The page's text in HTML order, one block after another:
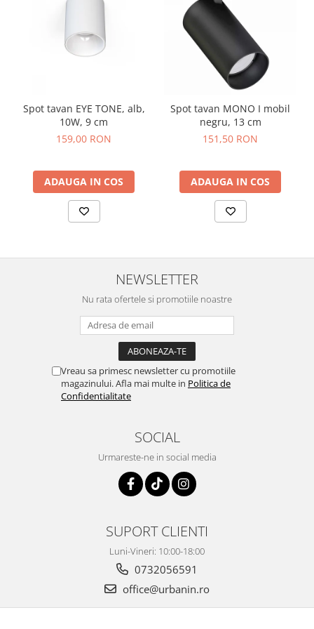
Spot tavan EYE TONE, alb,
10W, 9 cm
159,00 RON
ADAUGA IN COS
Spot tavan MONO I mobil
negru, 13 cm
151,50 RON
ADAUGA IN COS
NEWSLETTER
Nu rata ofertele si promotiile noastre
Vreau sa primesc newsletter cu promotiile
magazinului. Afla mai multe in Politica de
Confidentialitate
SOCIAL
Urmareste-ne in social media
SUPORT CLIENTI
Luni-Vineri: 10:00-18:00
0732056591
office@urbanin.ro